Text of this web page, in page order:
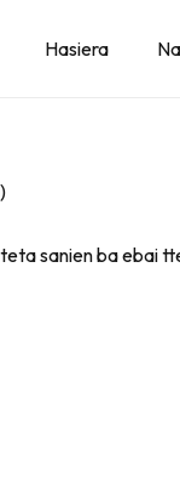
Hasiera
sanien ba ebai